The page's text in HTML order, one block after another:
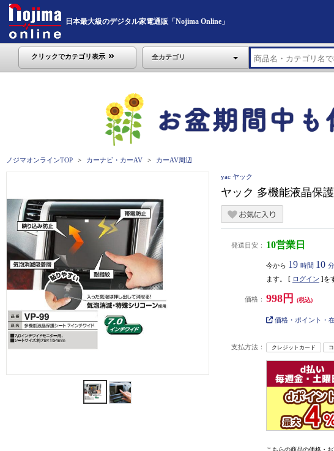
日本最大級のデジタル家電通販「Nojima Online」
クリックでカテゴリ表示 全カテゴリ
ノジマオンラインTOP カーナビ・カーAV カーAV周辺
yac ヤック
ヤック 多機能液晶保
発送目安： 10営業日
今から 19 時間 10
ます。 [ ログイン ]を
価格： 998円 (税込)
価格・ポイント・
支払方法： クレジットカード
こちらの商品の価格・